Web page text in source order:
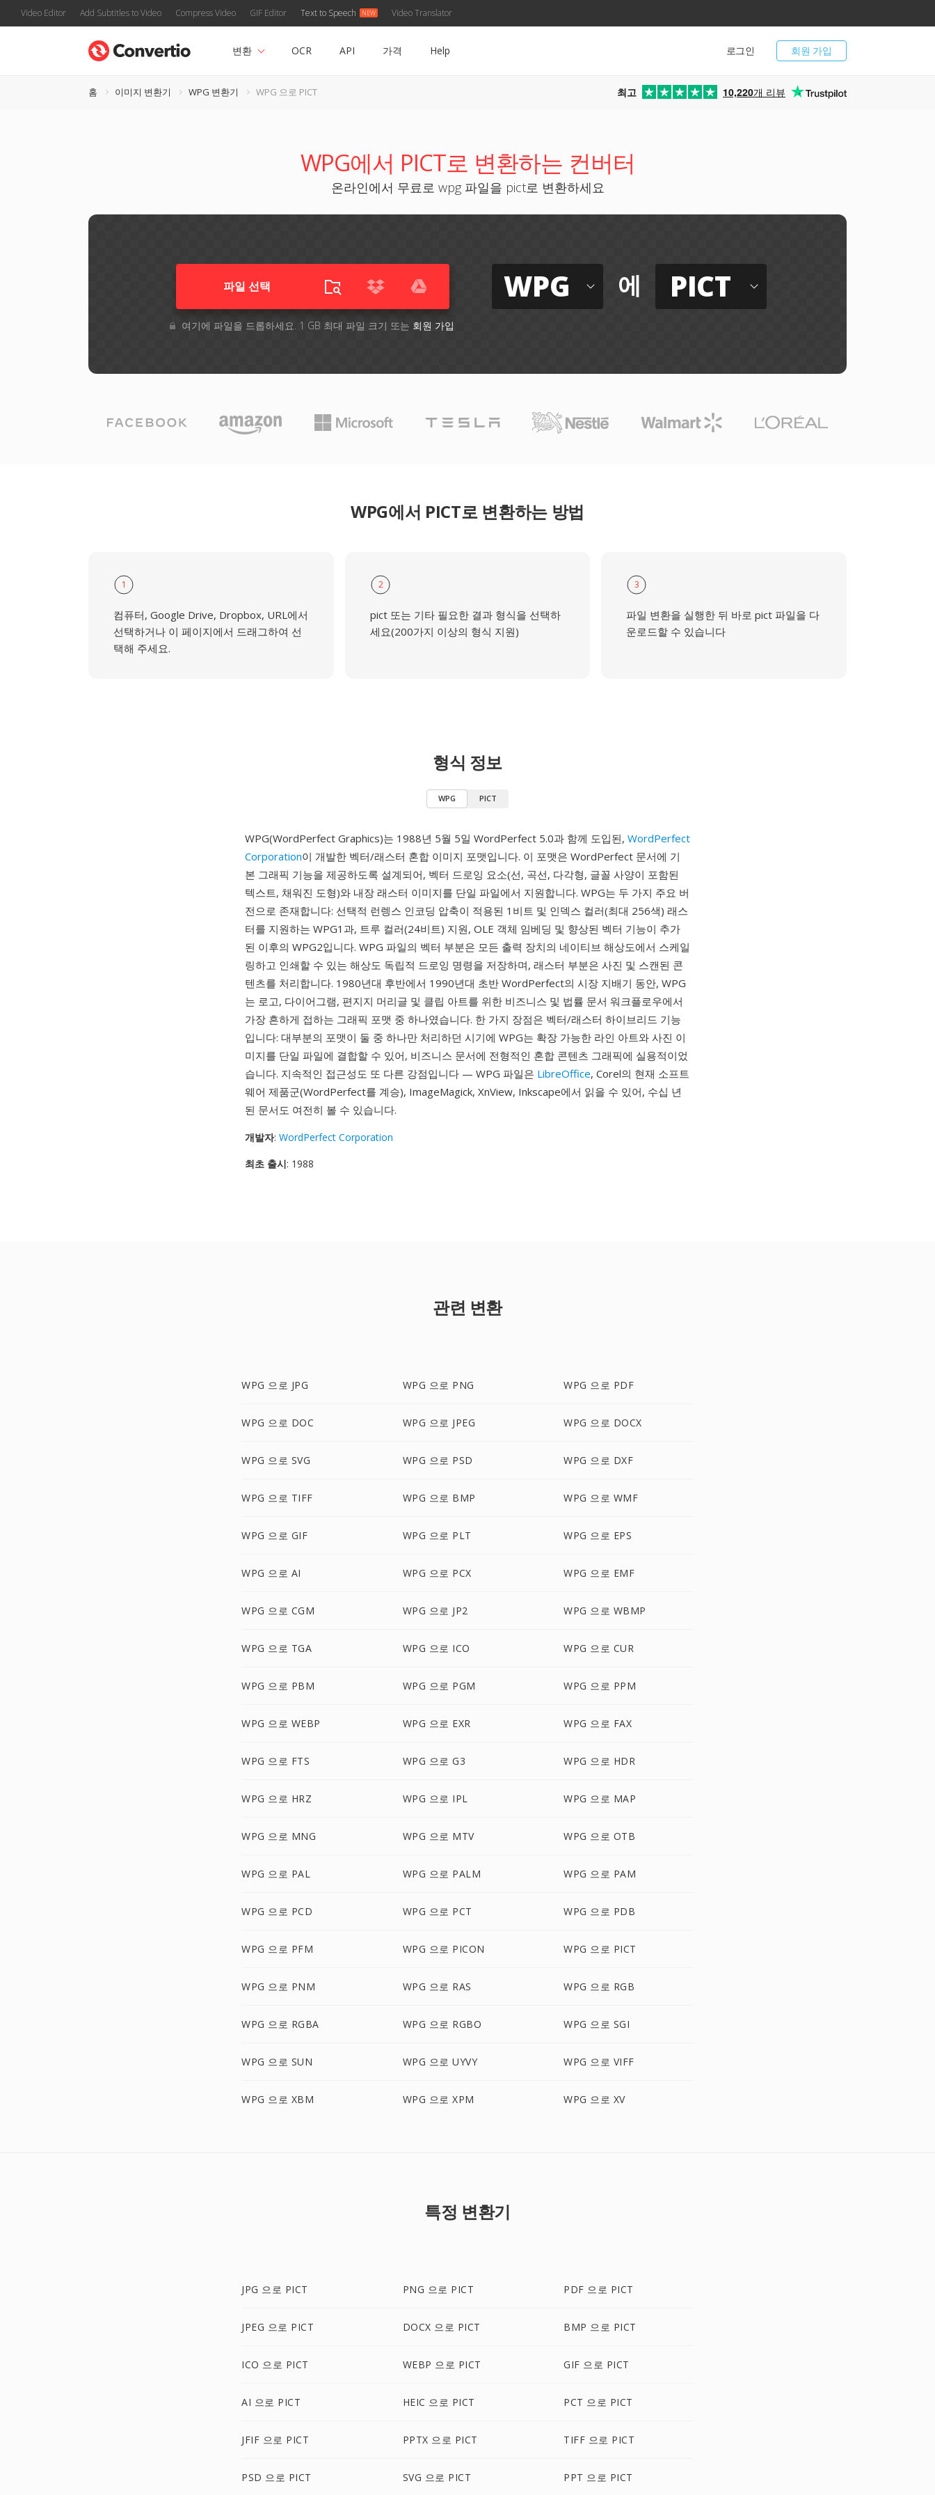
Video Editor Add Subtitles to Video Compress Video GIF Editor Text to Speech Video Translator
회원 가입
로그인
변환 OCR API 가격 Help
홈 이미지 변환기 WPG 변환기 WPG 으로 PICT 최고 10,220개 리뷰
WPG에서 PICT로 변환하는 컨버터
온라인에서 무료로 wpg 파일을 pict로 변환하세요
파일 선택
여기에 파일을 드롭하세요. 1 GB 최대 파일 크기 또는 회원 가입
WPG 에 PICT
WPG에서 PICT로 변환하는 방법
1
컴퓨터, Google Drive, Dropbox, URL에서
선택하거나 이 페이지에서 드래그하여 선
택해 주세요.
2
pict 또는 기타 필요한 결과 형식을 선택하
세요(200가지 이상의 형식 지원)
3
파일 변환을 실행한 뒤 바로 pict 파일을 다
운로드할 수 있습니다
형식 정보
WPG PICT
WPG(WordPerfect Graphics)는 1988년 5월 5일 WordPerfect 5.0과 함께 도입된, WordPerfect
Corporation이 개발한 벡터/래스터 혼합 이미지 포맷입니다. 이 포맷은 WordPerfect 문서에 기
본 그래픽 기능을 제공하도록 설계되어, 벡터 드로잉 요소(선, 곡선, 다각형, 글꼴 사양이 포함된
텍스트, 채워진 도형)와 내장 래스터 이미지를 단일 파일에서 지원합니다. WPG는 두 가지 주요 버
전으로 존재합니다: 선택적 런렝스 인코딩 압축이 적용된 1비트 및 인덱스 컬러(최대 256색) 래스
터를 지원하는 WPG1과, 트루 컬러(24비트) 지원, OLE 객체 임베딩 및 향상된 벡터 기능이 추가
된 이후의 WPG2입니다. WPG 파일의 벡터 부분은 모든 출력 장치의 네이티브 해상도에서 스케일
링하고 인쇄할 수 있는 해상도 독립적 드로잉 명령을 저장하며, 래스터 부분은 사진 및 스캔된 콘
텐츠를 처리합니다. 1980년대 후반에서 1990년대 초반 WordPerfect의 시장 지배기 동안, WPG
는 로고, 다이어그램, 편지지 머리글 및 클립 아트를 위한 비즈니스 및 법률 문서 워크플로우에서
가장 흔하게 접하는 그래픽 포맷 중 하나였습니다. 한 가지 장점은 벡터/래스터 하이브리드 기능
입니다: 대부분의 포맷이 둘 중 하나만 처리하던 시기에 WPG는 확장 가능한 라인 아트와 사진 이
미지를 단일 파일에 결합할 수 있어, 비즈니스 문서에 전형적인 혼합 콘텐츠 그래픽에 실용적이었
습니다. 지속적인 접근성도 또 다른 강점입니다 — WPG 파일은 LibreOffice, Corel의 현재 소프트
웨어 제품군(WordPerfect를 계승), ImageMagick, XnView, Inkscape에서 읽을 수 있어, 수십 년
된 문서도 여전히 볼 수 있습니다.
개발자: WordPerfect Corporation
최초 출시: 1988
관련 변환
WPG 으로 JPG WPG 으로 PNG WPG 으로 PDF
WPG 으로 DOC WPG 으로 JPEG WPG 으로 DOCX
WPG 으로 SVG WPG 으로 PSD WPG 으로 DXF
WPG 으로 TIFF WPG 으로 BMP WPG 으로 WMF
WPG 으로 GIF WPG 으로 PLT WPG 으로 EPS
WPG 으로 AI WPG 으로 PCX WPG 으로 EMF
WPG 으로 CGM WPG 으로 JP2 WPG 으로 WBMP
WPG 으로 TGA WPG 으로 ICO WPG 으로 CUR
WPG 으로 PBM WPG 으로 PGM WPG 으로 PPM
WPG 으로 WEBP WPG 으로 EXR WPG 으로 FAX
WPG 으로 FTS WPG 으로 G3 WPG 으로 HDR
WPG 으로 HRZ WPG 으로 IPL WPG 으로 MAP
WPG 으로 MNG WPG 으로 MTV WPG 으로 OTB
WPG 으로 PAL WPG 으로 PALM WPG 으로 PAM
WPG 으로 PCD WPG 으로 PCT WPG 으로 PDB
WPG 으로 PFM WPG 으로 PICON WPG 으로 PICT
WPG 으로 PNM WPG 으로 RAS WPG 으로 RGB
WPG 으로 RGBA WPG 으로 RGBO WPG 으로 SGI
WPG 으로 SUN WPG 으로 UYVY WPG 으로 VIFF
WPG 으로 XBM WPG 으로 XPM WPG 으로 XV
특정 변환기
JPG 으로 PICT PNG 으로 PICT PDF 으로 PICT
JPEG 으로 PICT DOCX 으로 PICT BMP 으로 PICT
ICO 으로 PICT WEBP 으로 PICT GIF 으로 PICT
AI 으로 PICT HEIC 으로 PICT PCT 으로 PICT
JFIF 으로 PICT PPTX 으로 PICT TIFF 으로 PICT
PSD 으로 PICT SVG 으로 PICT PPT 으로 PICT